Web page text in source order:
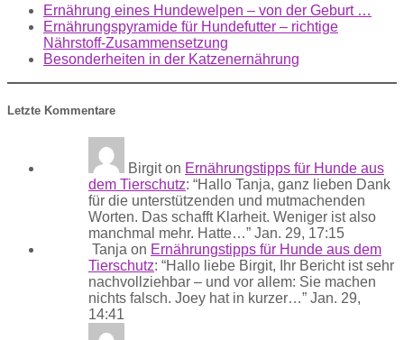
Ernährung eines Hundewelpen – von der Geburt …
Ernährungspyramide für Hundefutter – richtige
Nährstoff-Zusammensetzung
Besonderheiten in der Katzenernährung
Letzte Kommentare
Birgiton Ernährungstipps für Hunde aus
dem Tierschutz: “Hallo Tanja, ganz lieben Dank
für die unterstützenden und mutmachenden
Worten. Das schafft Klarheit. Weniger ist also
manchmal mehr. Hatte…” Jan. 29, 17:15
Tanja on Ernährungstipps für Hunde aus dem
Tierschutz: “Hallo liebe Birgit, Ihr Bericht ist sehr
nachvollziehbar – und vor allem: Sie machen
nichts falsch. Joey hat in kurzer…” Jan. 29,
14:41